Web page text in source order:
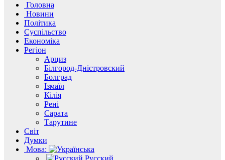
Головна
Новини
Політика
Суспільство
Економіка
Регіон
Арциз
Білгород-Дністровский
Болград
Ізмаїл
Кілія
Рені
Сарата
Тарутине
Світ
Думки
Мова:
Русский